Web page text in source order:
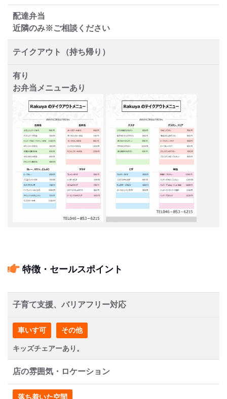
配達弁当
近隣のみ※ご相談ください
テイクアウト（持ち帰り）
有り
お弁当メニューあり
特徴・セールスポイント
子育て支援、バリアフリー対応
車いす可 その他
キッズチェアーあり。
店の雰囲気・ロケーション
落ち着いた空間